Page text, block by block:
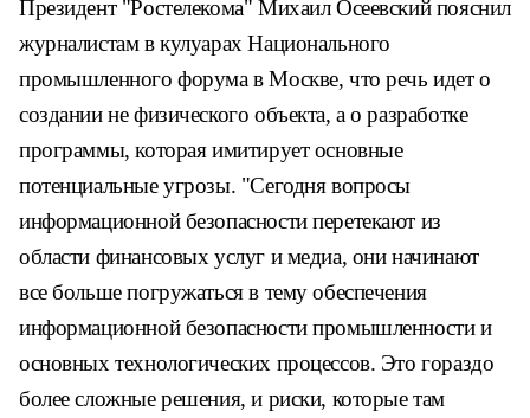
Президент "Ростелекома" Михаил Осеевский пояснил
журналистам в кулуарах Национального
промышленного форума в Москве, что речь идет о
создании не физического объекта, а о разработке
программы, которая имитирует основные
потенциальные угрозы. "Сегодня вопросы
информационной безопасности перетекают из
области финансовых услуг и медиа, они начинают
все больше погружаться в тему обеспечения
информационной безопасности промышленности и
основных технологических процессов. Это гораздо
более сложные решения, и риски, которые там